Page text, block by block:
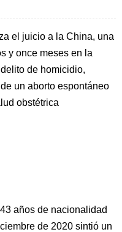
el juicio a la China, una
y once meses en la
de homicidio,
un aborto espontáneo
obstétrica
años de nacionalidad
de 2020 sintió un